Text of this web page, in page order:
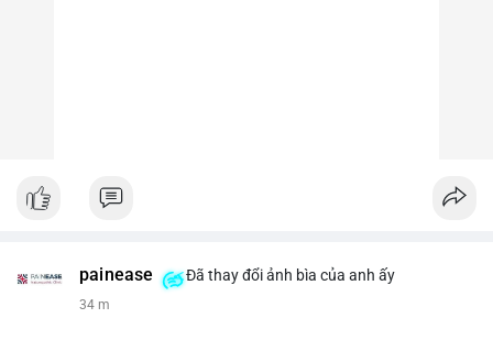
painease Đã thay đổi ảnh bìa của anh ấy
34 m